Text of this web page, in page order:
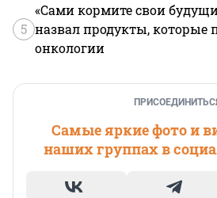
5
«Сами кормите свои
назвал продукты, которые
онкологии
Самые яркие фото и
наших группах в